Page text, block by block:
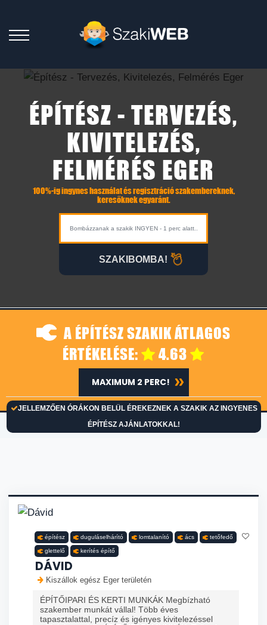
ÉPÍTÉSZ - TERVEZÉS,
KIVITELEZÉS,
FELMÉRÉS EGER
100%-ig ingynes használat és regisztráció szakembereknek,
keresőknek egyaránt.
SZAKIBOMBA!
A ÉPÍTÉSZ SZAKIK ÁTLAGOS
ÉRTÉKELÉSE:
4.63
JELLEMZŐEN ÓRÁKON BELÜL ÉREKEZNEK A SZAKIK AZ INGYENES
ÉPÍTÉSZ AJÁNLATOKKAL!
MAXIMUM 2 PERC!
építész duguláselhárító lomtalanító ács tetőfedő
glettelő kerítés építő
DÁVID
Kiszállok egész Eger területén
ÉPÍTŐIPARI ÉS KERTI MUNKÁK Megbízható
szakember munkát vállal! Több éves
tapasztalattal, precíz és igényes kivitelezéssel